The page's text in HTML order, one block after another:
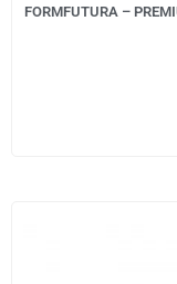
FORMFUTURA –